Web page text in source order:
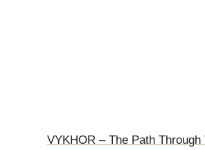
VYKHOR – The Path Through